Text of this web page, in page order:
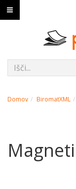
Domov BiromatXML
Magneti